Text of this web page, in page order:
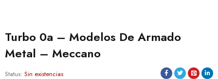
Turbo 0a – Modelos De Armado
Metal – Meccano
Status: Sin existencias